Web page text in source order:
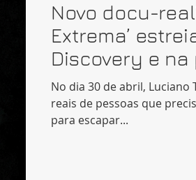
Novo docu-
Extrema’
Discovery e
No dia 30 de abril, Luciano
reais de pessoas que
para escapar...